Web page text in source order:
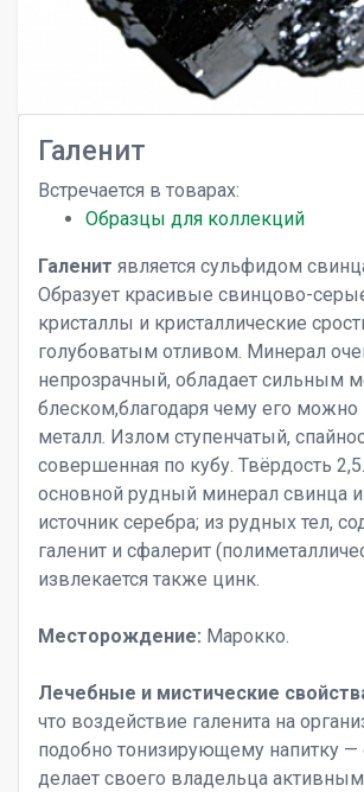
Галенит
Встречается в товарах:
Образцы для коллекций
Галенит является сульфидом
Образует красивые свинцово-
кристаллы и кристаллические
голубоватым отливом. Минерал
непрозрачный, обладает сильным
блеском,благодаря чему его можно
металл. Излом ступенчатый,
совершенная по кубу. Твёрдость
основной рудный минерал свинца
источник серебра; из рудных тел,
галенит и сфалерит
извлекается также цинк.
Месторождение: Марокко.
Лечебные и мистические
что воздействие галенита на
подобно тонизирующему напитку —
делает своего владельца